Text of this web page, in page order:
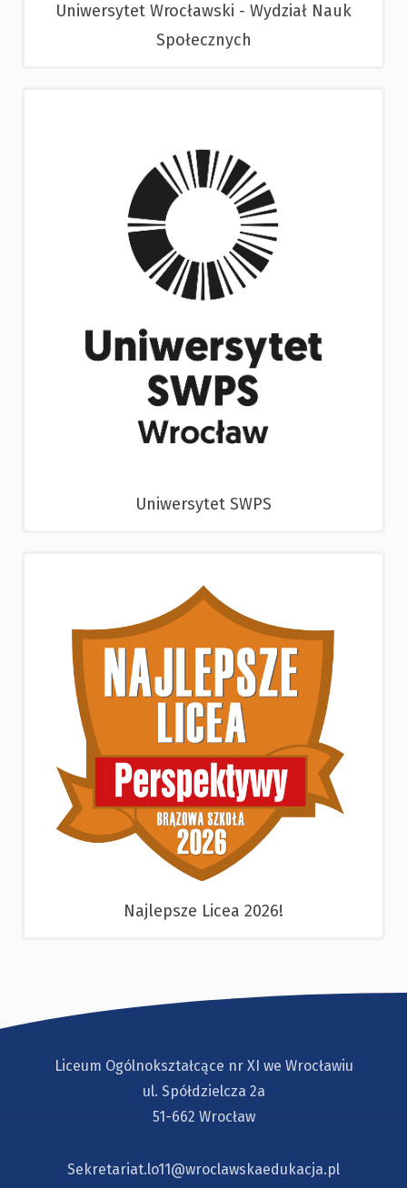
Uniwersytet Wrocławski - Wydział Nauk
Społecznych
Uniwersytet SWPS
Najlepsze Licea 2026!
Liceum Ogólnokształcące nr XI we Wrocławiu
ul. Spółdzielcza 2a
51-662 Wrocław
Sekretariat.lo11@wroclawskaedukacja.pl